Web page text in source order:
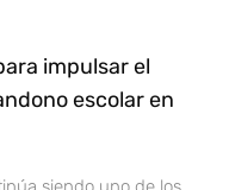
impulsar el
escolar en